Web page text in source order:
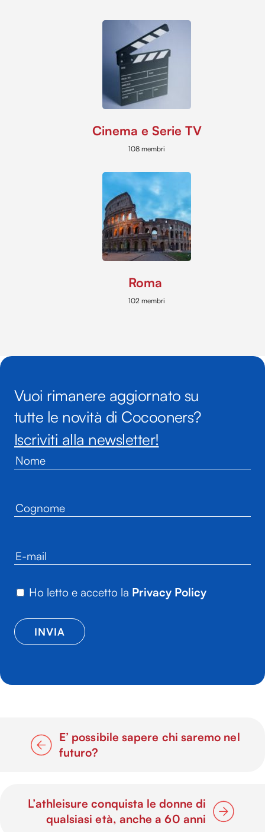
Cinema e Serie TV
108 membri
Roma
102 membri
Vuoi rimanere aggiornato su
tutte le novità di Cocooners?
Iscriviti alla newsletter!
Ho letto e accetto la Privacy Policy
E’ possibile sapere chi saremo nel
futuro?
L’athleisure conquista le donne di
qualsiasi età, anche a 60 anni